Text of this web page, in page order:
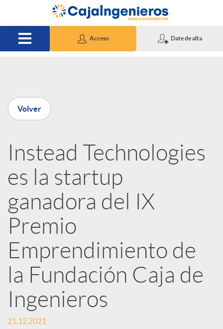
Saltar al contenido principal
Acceso Date de alta
P
u
b
l
i
c
a
d
Volver
Instead Technologies
es la startup
ganadora del IX
Premio
Emprendimiento de
la Fundación Caja de
Ingenieros
21.12.2021